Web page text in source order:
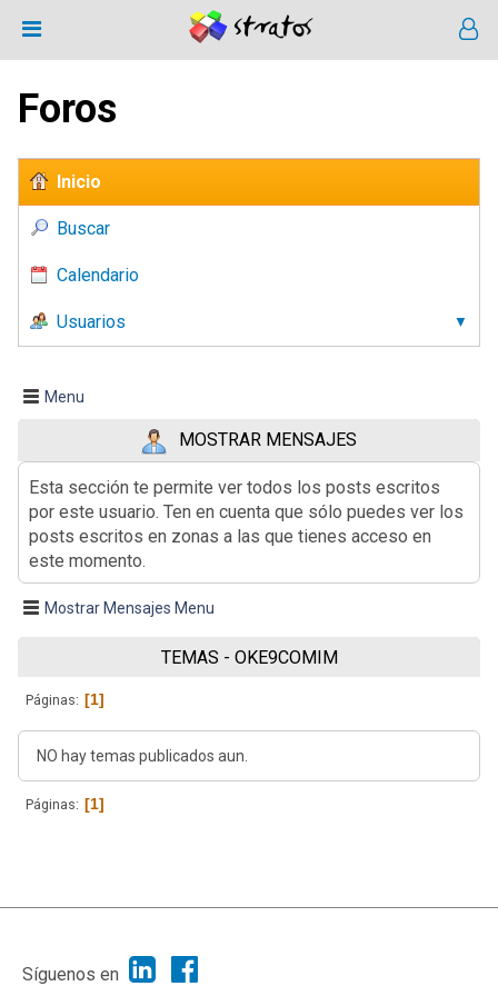
Foros
Inicio
Buscar
Calendario
Usuarios
Menu
MOSTRAR MENSAJES
Esta sección te permite ver todos los posts escritos
por este usuario. Ten en cuenta que sólo puedes ver los
posts escritos en zonas a las que tienes acceso en
este momento.
Mostrar Mensajes Menu
TEMAS - OKE9COMIM
Páginas 1
NO hay temas publicados aun.
Páginas 1
|
Síguenos en